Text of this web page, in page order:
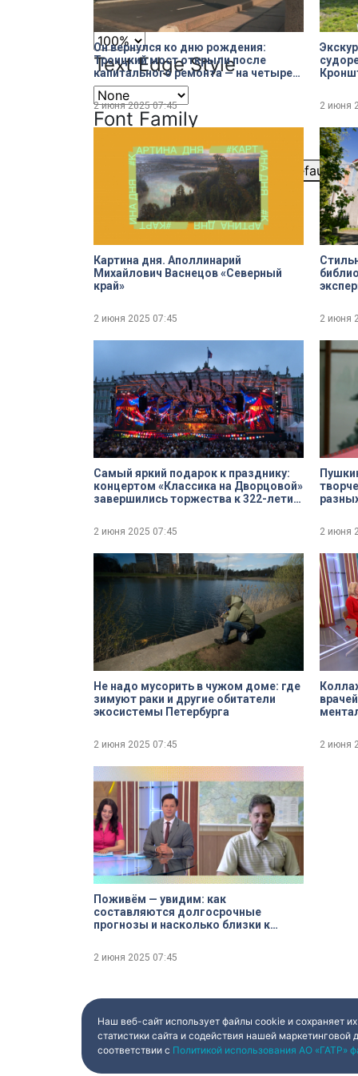
Font Size
Text Edge Style
Font Family
restore all settings to the default
Close Modal Dialog
End of dialog window.
Он вернулся ко дню рождения:
Троицкий мост открыли после
капитального ремонта — на четыре
месяца раньше срока
2 июня 202507:45 2 июня
Картина дня. Аполлинарий
Михайлович Васнецов «Северный
край»
2 июня 2025 07:45 2 июня
Самый яркий подарок к празднику:
концертом «Классика на Дворцовой»
завершились торжества к 322-летию
2 июня 2025 07:45 2 июня
Не надо мусорить в чужом доме: где
зимуют раки и другие обитатели
экосистемы Петербурга
2 июня 2025 07:45 2 июня
Поживём — увидим: как
составляются долгосрочные
прогнозы и насколько близки к
2 июня 2025 07:45
Наш веб-сайт использует файлы cookie и сохраняет
статистики сайта и содействия нашей
соответствии с Политикой использования АО «ГАТР»